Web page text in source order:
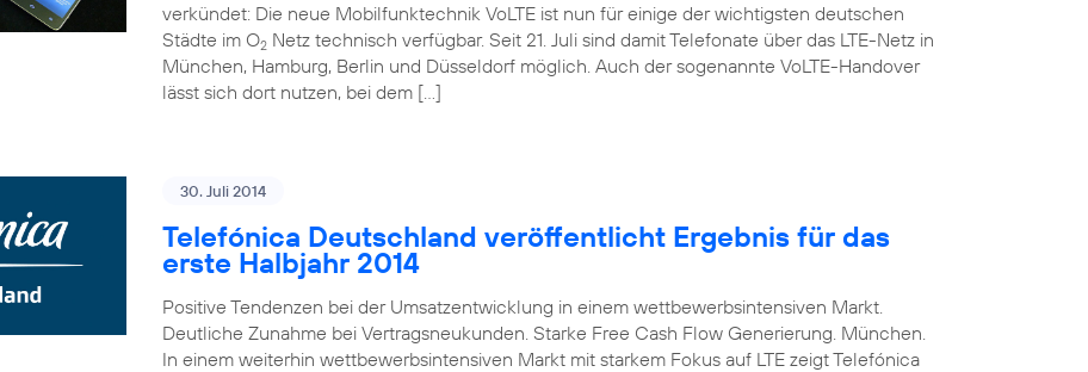
verkündet: Die neue Mobilfunktechnik VoLTE ist nun für einige der wichtigsten deutschen
Städte im O2 Netz technisch verfügbar. Seit 21. Juli sind damit Telefonate über das LTE-Netz in
München, Hamburg, Berlin und Düsseldorf möglich. Auch der sogenannte VoLTE-Handover
lässt sich dort nutzen, bei dem […]
30. Juli 2014
Telefónica Deutschland veröffentlicht Ergebnis für das
erste Halbjahr 2014
Positive Tendenzen bei der Umsatzentwicklung in einem wettbewerbsintensiven Markt.
Deutliche Zunahme bei Vertragsneukunden. Starke Free Cash Flow Generierung. München.
In einem weiterhin wettbewerbsintensiven Markt mit starkem Fokus auf LTE zeigt Telefónica